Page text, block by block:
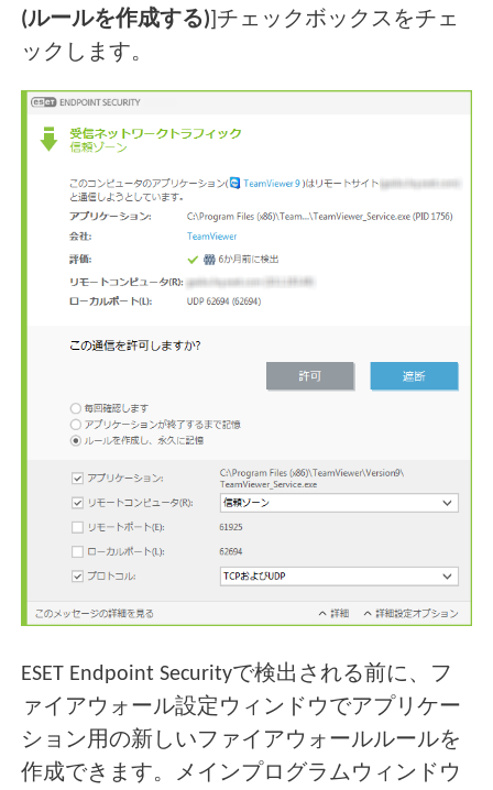
(ルールを作成する) ]チェックボックスをチェ
ックします。
ESET Endpoint Securityで検出される前に、フ
ァイアウォール設定ウィンドウでアプリケー
ション用の新しいファイアウォールルールを
作成できます。メインプログラムウィンドウ